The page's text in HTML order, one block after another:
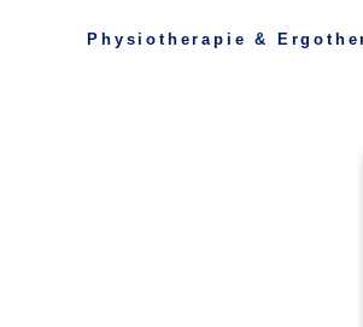
Physiotherapie &